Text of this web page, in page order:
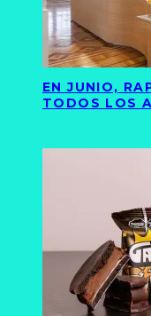
EN JUNIO,
TODOS LOS